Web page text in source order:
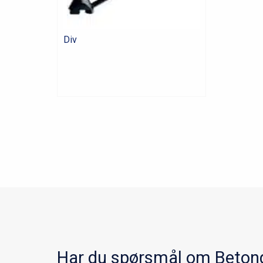
Div
Har du spørsmål om